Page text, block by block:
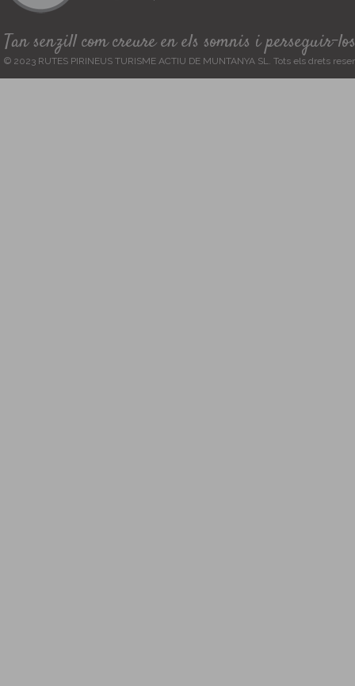
Tan senzill com creure en els somnis i perseguir-los
© 2023 RUTES PIRINEUS TURISME ACTIU DE MUNTANYA SL. Tots els drets